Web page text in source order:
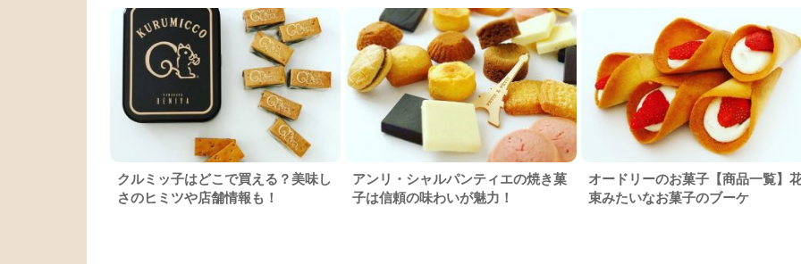
クルミッ子はどこで買える？美味し
さのヒミツや店舗情報も！
アンリ・シャルパンティエの焼き菓
子は信頼の味わいが魅力！
オードリーのお菓子【商品一覧】
束みたいなお菓子のブーケ